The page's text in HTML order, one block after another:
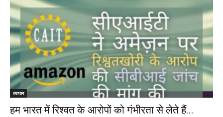
व्यापार
हम भारत में रिश्वत के आरोपों को गंभीरता से लेते हैं...